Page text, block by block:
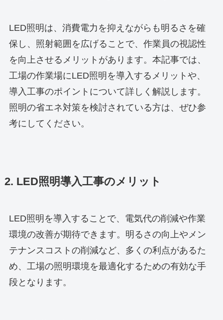
LED照明は、消費電力を抑えながらも明るさを確
保し、照射範囲を広げることで、作業員の視認性
を向上させるメリットがあります。本記事では、
工場の作業場にLED照明を導入するメリットや、
導入工事のポイントについて詳しく解説します。
照明の省エネ対策を検討されている方は、ぜひ参
考にしてください。
2. LED照明導入工事のメリット
LED照明を導入することで、電気代の削減や作業
環境の改善が期待できます。明るさの向上やメン
テナンスコストの削減など、多くの利点があるた
め、工場の照明環境を最適化するための有効な手
段となります。